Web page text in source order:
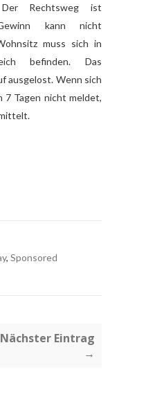
Rechtsweg ist
kann nicht
muss sich in
befinden. Das
ausgelost. Wenn sich
7 Tagen nicht meldet,
, Sponsored
Nächster Eintrag
→